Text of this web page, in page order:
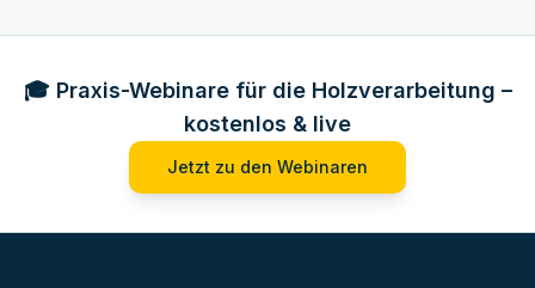
🎓 Praxis-Webinare für die Holzverarbeitung –
kostenlos & live
Jetzt zu den Webinaren